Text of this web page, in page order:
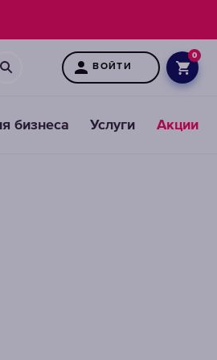
ВОЙТИ
0
бизнеса Услуги Акции